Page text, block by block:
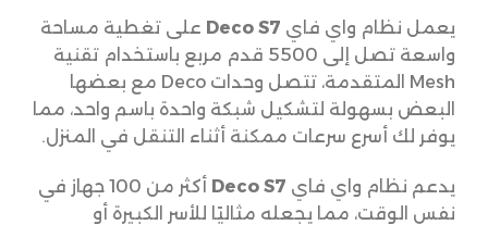
يعمل نظام واي فاي
على تغطية مساحة
واسعة تصل إلى 5500 قدم مربع باستخدام تقنية
Mesh المتقدمة، تتصل وحدات Deco مع بعضها
البعض بسهولة لتشكيل شبكة واحدة باسم واحد، مما
يوفر لك أسرع سرعات ممكنة أثناء التنقل في المنزل.
يدعم نظام واي فاي Deco S7
أكثر من 100 جهاز في
نفس الوقت، مما يجعله مثاليًا للأسر الكبيرة أو